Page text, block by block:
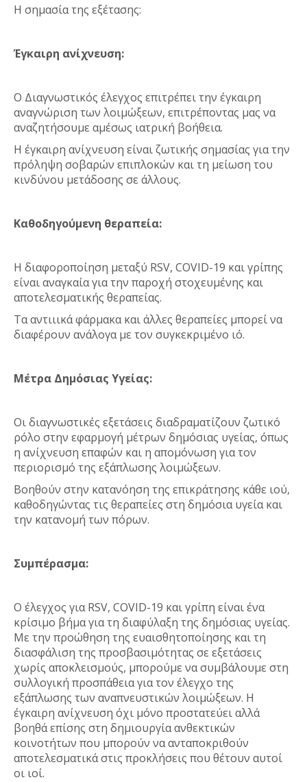
Η σημασία της εξέτασης:
Έγκαιρη ανίχνευση:
Ο Διαγνωστικός έλεγχος επιτρέπει την έγκαιρη
αναγνώριση των λοιμώξεων, επιτρέποντας μας να
αναζητήσουμε αμέσως ιατρική βοήθεια.
Η έγκαιρη ανίχνευση είναι ζωτικής σημασίας για την
πρόληψη σοβαρών επιπλοκών και τη μείωση του
κινδύνου μετάδοσης σε άλλους.
Καθοδηγούμενη θεραπεία:
Η διαφοροποίηση μεταξύ RSV, COVID-19 και γρίπης
είναι αναγκαία για την παροχή στοχευμένης και
αποτελεσματικής θεραπείας.
Τα αντιιικά φάρμακα και άλλες θεραπείες μπορεί να
διαφέρουν ανάλογα με τον συγκεκριμένο ιό.
Μέτρα Δημόσιας Υγείας:
Οι διαγνωστικές εξετάσεις διαδραματίζουν ζωτικό
ρόλο στην εφαρμογή μέτρων δημόσιας υγείας, όπως
η ανίχνευση επαφών και η απομόνωση για τον
περιορισμό της εξάπλωσης λοιμώξεων.
Βοηθούν στην κατανόηση της επικράτησης κάθε ιού,
καθοδηγώντας τις θεραπείες στη δημόσια υγεία και
την κατανομή των πόρων.
Συμπέρασμα:
Ο έλεγχος για RSV, COVID-19 και γρίπη είναι ένα
κρίσιμο βήμα για τη διαφύλαξη της δημόσιας υγείας.
Με την προώθηση της ευαισθητοποίησης και τη
διασφάλιση της προσβασιμότητας σε εξετάσεις
χωρίς αποκλεισμούς, μπορούμε να συμβάλουμε στη
συλλογική προσπάθεια για τον έλεγχο της
εξάπλωσης των αναπνευστικών λοιμώξεων. Η
έγκαιρη ανίχνευση όχι μόνο προστατεύει αλλά
βοηθά επίσης στη δημιουργία ανθεκτικών
κοινοτήτων που μπορούν να ανταποκριθούν
αποτελεσματικά στις προκλήσεις που θέτουν αυτοί
οι ιοί.